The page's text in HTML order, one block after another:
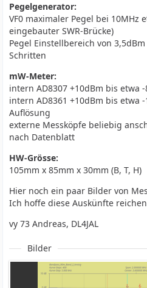
Pegelgenerator:
VF0 maximaler Pegel bei 10MHz
eingebauter SWR-Brücke)
Pegel Einstellbereich von
Schritten
mW-Meter:
intern AD8307 +10dBm bis etwa
intern AD8361 +10dBm bis etwa
Auflösung
externe Messköpfe beliebig
nach Datenblatt
HW-Grösse:
105mm x 85mm x 30mm (B, T, H)
Hier noch ein paar Bilder von
Ich hoffe diese Auskünfte
vy 73 Andreas, DL4JAL
Bilder